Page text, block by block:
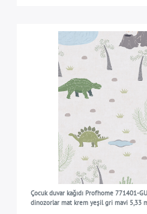
Çocuk duvar kağıdı Profhome 771401-
dinozorlar mat krem yeşil gri mavi 5,33